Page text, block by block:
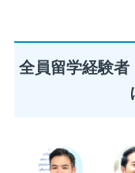
全員留学経験者